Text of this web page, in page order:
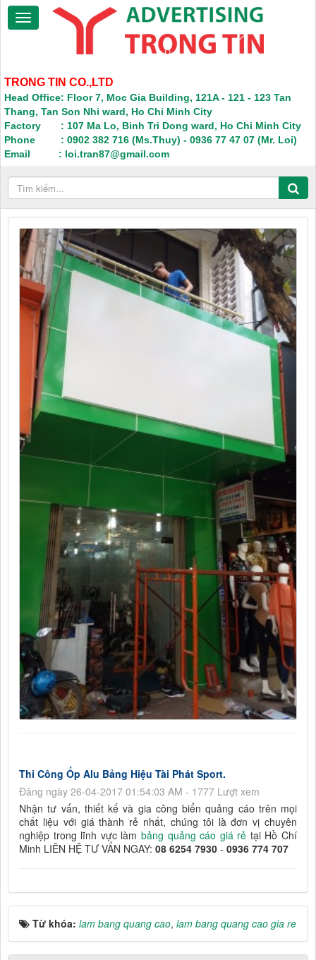
TRONG TIN CO.,LTD
Head Office: Floor 7, Moc Gia Building, 121A - 121 - 123 Tan
Thang, Tan Son Nhi ward, Ho Chi Minh City
Factory : 107 Ma Lo, Binh Tri Dong ward, Ho Chi Minh City
Phone : 0902 382 716 (Ms.Thuy) - 0936 77 47 07 (Mr. Loi)
Email : loi.tran87@gmail.com
Thi Công Ốp Alu Bảng Hiệu Tài Phát Sport.
Đăng ngày 26-04-2017 01:54:03 AM - 1777 Lượt xem
Nhận tư vấn, thiết kế và gia công biển quảng cáo trên mọi
chất liệu với giá thành rẻ nhất, chúng tôi là đơn vị chuyên
nghiệp trong lĩnh vực làm bảng quảng cáo giá rẻ tại Hồ Chí
Minh LIÊN HỆ TƯ VẤN NGAY: 08 6254 7930 - 0936 774 707
Từ khóa: lam bang quang cao, lam bang quang cao gia re